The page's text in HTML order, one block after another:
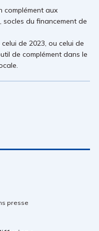
complément aux
socles du financement de
de 2023, ou celui de
de complément dans le
presse